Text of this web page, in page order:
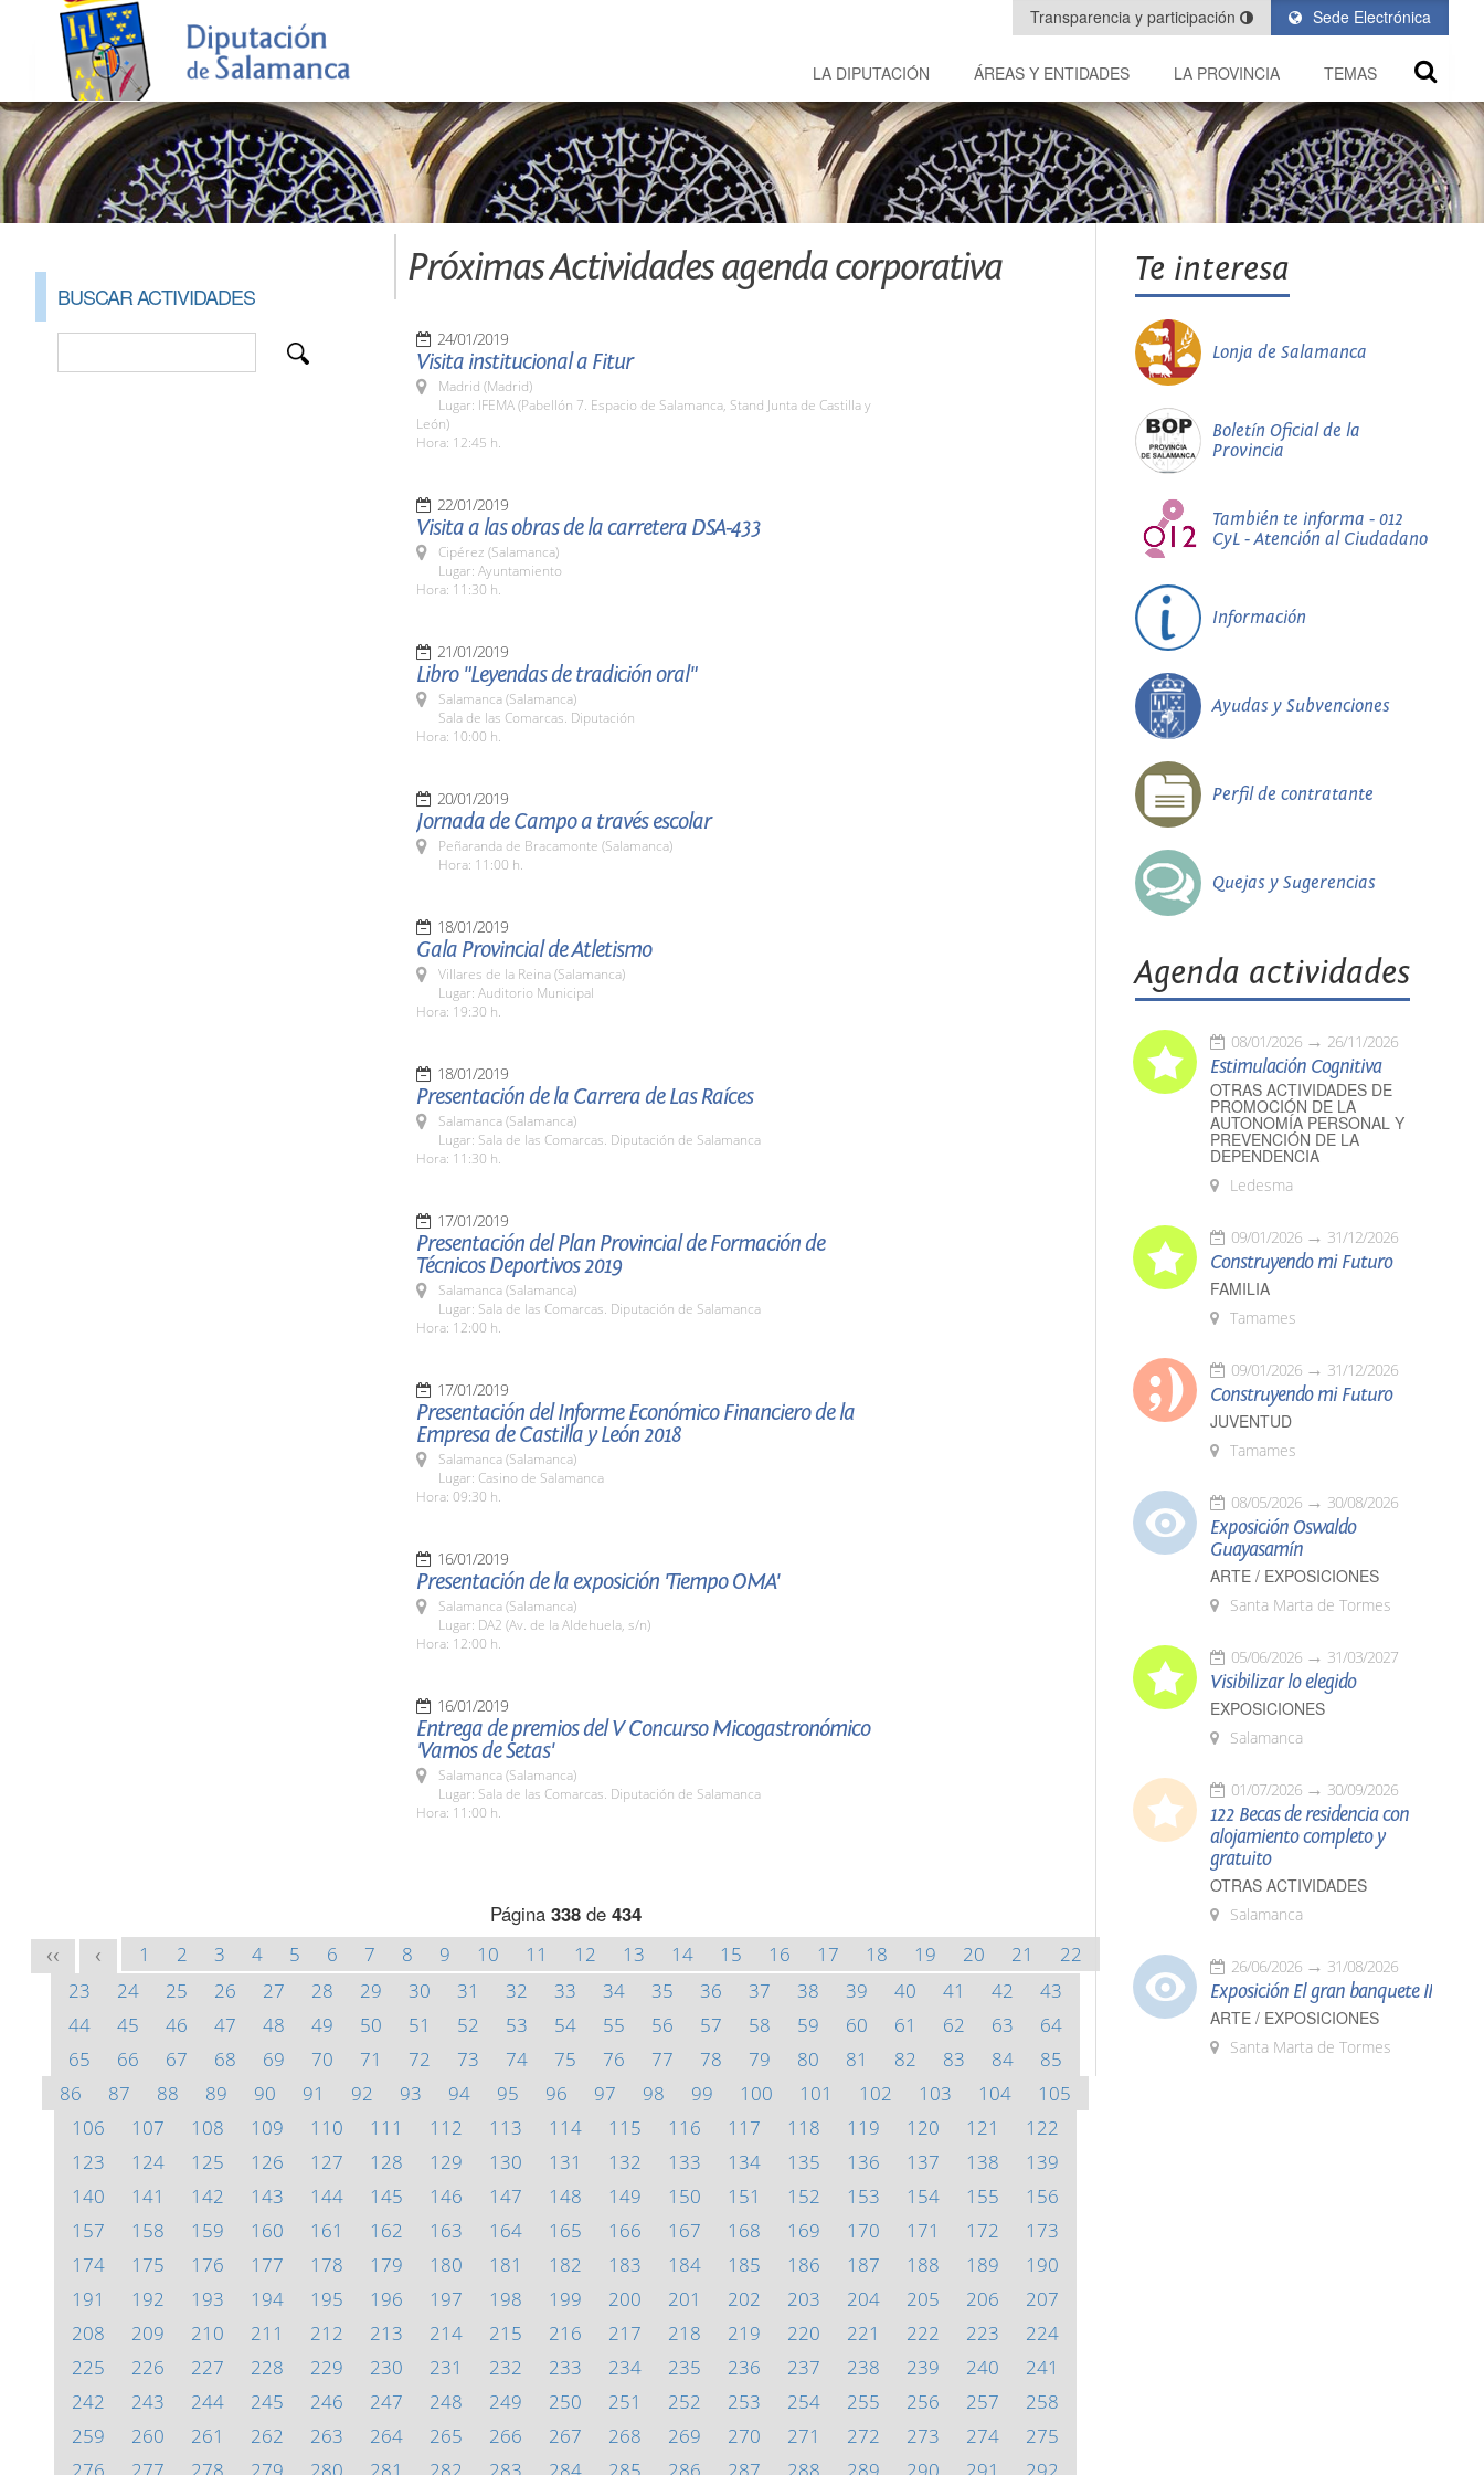
Sede Electrónica
Transparencia y participación
LA DIPUTACIÓN ÁREAS Y ENTIDADES LA PROVINCIA TEMAS
BUSCAR ACTIVIDADES
Próximas Actividades agenda corporativa
24/01/2019
Visita institucional a Fitur
Madrid (Madrid)
Lugar: IFEMA (Pabellón 7. Espacio de Salamanca, Stand Junta de Castilla y
León)
Hora: 12:45 h.
22/01/2019
Visita a las obras de la carretera DSA-433
Cipérez (Salamanca)
Lugar: Ayuntamiento
Hora: 11:30 h.
21/01/2019
Libro "Leyendas de tradición oral"
Salamanca (Salamanca)
Sala de las Comarcas. Diputación
Hora: 10:00 h.
20/01/2019
Jornada de Campo a través escolar
Peñaranda de Bracamonte (Salamanca)
Hora: 11:00 h.
18/01/2019
Gala Provincial de Atletismo
Villares de la Reina (Salamanca)
Lugar: Auditorio Municipal
Hora: 19:30 h.
18/01/2019
Presentación de la Carrera de Las Raíces
Salamanca (Salamanca)
Lugar: Sala de las Comarcas. Diputación de Salamanca
Hora: 11:30 h.
17/01/2019
Presentación del Plan Provincial de Formación de
Técnicos Deportivos 2019
Salamanca (Salamanca)
Lugar: Sala de las Comarcas. Diputación de Salamanca
Hora: 12:00 h.
17/01/2019
Presentación del Informe Económico Financiero de la
Empresa de Castilla y León 2018
Salamanca (Salamanca)
Lugar: Casino de Salamanca
Hora: 09:30 h.
16/01/2019
Presentación de la exposición 'Tiempo OMA'
Salamanca (Salamanca)
Lugar: DA2 (Av. de la Aldehuela, s/n)
Hora: 12:00 h.
16/01/2019
Entrega de premios del V Concurso Micogastronómico
'Vamos de Setas'
Salamanca (Salamanca)
Lugar: Sala de las Comarcas. Diputación de Salamanca
Hora: 11:00 h.
Página 338de 434
<< < 1 2 3 4 5 6 7 8 9 10 11 12 13 14 15 16 17 18 19 20 21
22
23
24 25 26 27 28 29 30 31 32 33 34 35 36 37 38 39 40 41 42
43
44
45 46 47 48 49 50 51 52 53 54 55 56 57 58 59 60 61 62 63
64
65
66 67 68 69 70 71 72 73 74 75 76 77 78 79 80 81 82 83 84
85
86
87 88 89 90 91 92 93 94 95 96 97 98 99 100 101 102 103 104
105
106
107 108 109 110 111 112 113 114 115 116 117 118 119 120 121
122
123
124 125 126 127 128 129 130 131 132 133 134 135 136 137 138
139
140
141 142 143 144 145 146 147 148 149 150 151 152 153 154 155
156
157
158 159 160 161 162 163 164 165 166 167 168 169 170 171 172
173
174
175 176 177 178 179 180 181 182 183 184 185 186 187 188 189
190
191
192 193 194 195 196 197 198 199 200 201 202 203 204 205 206
207
208
209 210 211 212 213 214 215 216 217 218 219 220 221 222 223
224
225
226 227 228 229 230 231 232 233 234 235 236 237 238 239 240
241
242
243 244 245 246 247 248 249 250 251 252 253 254 255 256 257
258
259
260 261 262 263 264 265 266 267 268 269 270 271 272 273 274
275
Te interesa
Lonja de Salamanca
Boletín Oficial de la
Provincia
También te informa - 012
CyL - Atención al Ciudadano
Información
Ayudas y Subvenciones
Perfil de contratante
Quejas y Sugerencias
Agenda actividades
08/01/2026 26/11/2026
Estimulación Cognitiva
OTRAS ACTIVIDADES DE
PROMOCIÓN DE LA
AUTONOMÍA PERSONAL Y
PREVENCIÓN DE LA
DEPENDENCIA
Ledesma
09/01/2026 31/12/2026
Construyendo mi Futuro
FAMILIA
Tamames
09/01/2026 31/12/2026
Construyendo mi Futuro
JUVENTUD
Tamames
08/05/2026 30/08/2026
Exposición Oswaldo
Guayasamín
ARTE / EXPOSICIONES
Santa Marta de Tormes
05/06/2026 31/03/2027
Visibilizar lo elegido
EXPOSICIONES
Salamanca
01/07/2026 30/09/2026
122 Becas de residencia con
alojamiento completo y
gratuito
OTRAS ACTIVIDADES
Salamanca
26/06/2026 31/08/2026
Exposición El gran banquete II
ARTE / EXPOSICIONES
Santa Marta de Tormes